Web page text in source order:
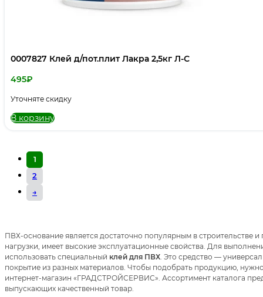
0007827 Клей д/пот.плит Лакра 2,5кг Л-С
495₽
Уточняте скидку
В корзину
1
2
→
ПВХ-основание является достаточно популярным в
нагрузки, имеет высокие эксплуатационные свойства. Для
использовать специальный клей для ПВХ. Это средство —
покрытие из разных материалов. Чтобы подобрать продукцию,
интернет-магазин «ГРАДСТРОЙСЕРВИС». Ассортимент каталога
выпускающих качественный товар.